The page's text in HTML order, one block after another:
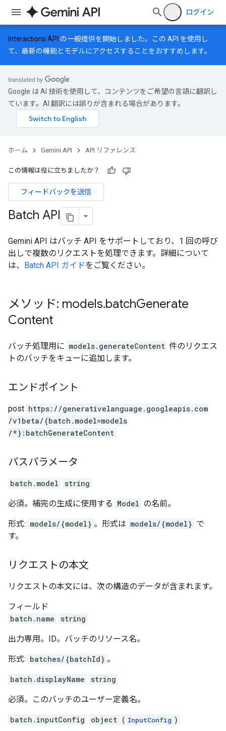
ログイン
Interactions API の一般提供を開始しました。この API を使用し
て、最新の機能とモデルにアクセスすることをおすすめします。
Google は AI 技術を使用して、コンテンツをご希望の言語に翻訳し
ています。AI 翻訳には誤りが含まれる場合があります。
ホーム Gemini API API リファレンス
この情報は役に立ちましたか？
フィードバックを送信
Batch API
Gemini API はバッチ API をサポートしており、1 回の呼び
出しで複数のリクエストを処理できます。詳細について
は、 Batch API ガイドをご覧ください。
メソッド: models.batchGenerate
Content
バッチ処理用に models.generateContent 件のリクエス
トのバッチをキューに追加します。
エンドポイント
post https: / /generativelanguage.googleapis.com
/v1beta/{batch.model=models
/*}:batchGenerateContent
パスパラメータ
batch.model string
必須。補完の生成に使用する Model の名前。
形式: models/{model} 。形式は models/{model} で
す。
リクエストの本文
リクエストの本文には、次の構造のデータが含まれます。
フィールド
batch.name
string
出力専用。ID。バッチのリソース名。
形式: batches/{batchId} 。
batch.displayName string
必須。このバッチのユーザー定義名。
batch.inputConfig object ( InputConfig )